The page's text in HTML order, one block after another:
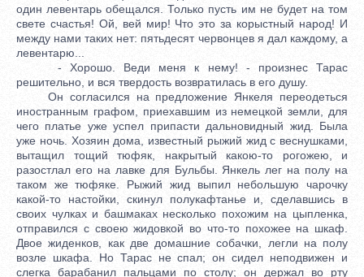
один левентарь обещался. Только пусть им не будет на том
свете счастья! Ой, вей мир! Что это за корыстный народ! И
между нами таких нет: пятьдесят червонцев я дал каждому, а
левентарю...
- Хорошо. Веди меня к нему! - произнес Тарас
решительно, и вся твердость возвратилась в его душу.
Он согласился на предложение Янкеля переодеться
иностранным графом, приехавшим из немецкой земли, для
чего платье уже успел припасти дальновидный жид. Была
уже ночь. Хозяин дома, известный рыжий жид с веснушками,
вытащил тощий тюфяк, накрытый какою-то рогожею, и
разостлал его на лавке для Бульбы. Янкель лег на полу на
таком же тюфяке. Рыжий жид выпил небольшую чарочку
какой-то настойки, скинул полукафтанье и, сделавшись в
своих чулках и башмаках несколько похожим на цыпленка,
отправился с своею жидовкой во что-то похожее на шкаф.
Двое жиденков, как две домашние собачки, легли на полу
возле шкафа. Но Тарас не спал; он сидел неподвижен и
слегка барабанил пальцами по столу; он держал во рту